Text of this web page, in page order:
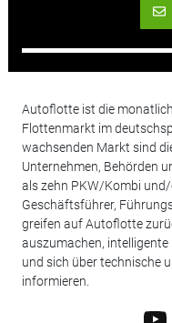
Autoflotte ist die
Flottenmarkt im
wachsenden Markt sind
Unternehmen, Behörden
als zehn PKW/Kombi
Geschäftsführer,
greifen auf Autoflotte
auszumachen,
und sich über technische
informieren.